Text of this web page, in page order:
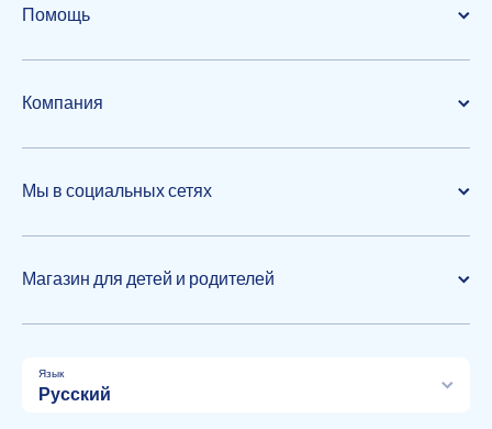
Помощь
Компания
Мы в социальных сетях
Магазин для детей и родителей
Язык
Русский